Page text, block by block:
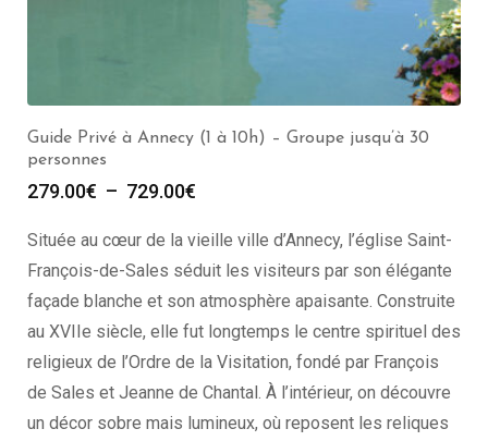
Guide Privé à Annecy (1 à 10h) – Groupe jusqu’à 30
personnes
279.00€ – 729.00€
Située au cœur de la vieille ville d’Annecy, l’église Saint-
François-de-Sales séduit les visiteurs par son élégante
façade blanche et son atmosphère apaisante. Construite
au XVIIe siècle, elle fut longtemps le centre spirituel des
religieux de l’Ordre de la Visitation, fondé par François
de Sales et Jeanne de Chantal. À l’intérieur, on découvre
un décor sobre mais lumineux, où reposent les reliques